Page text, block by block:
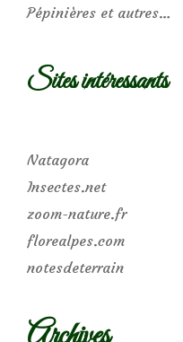
Pépinières et autres…
Sites intéressants
Natagora
Insectes.net
zoom-nature.fr
florealpes.com
notesdeterrain